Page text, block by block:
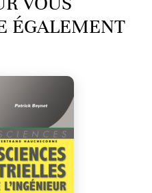
ÉGALEMENT